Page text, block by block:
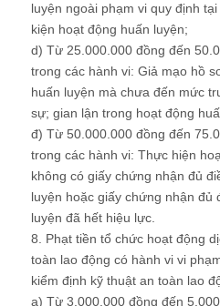
luyện ngoài phạm vi quy định
kiện hoạt động huấn luyện;
d) Từ 25.000.000 đồng đến
trong các hành vi: Giả mạo hồ
huấn luyện mà chưa đến mức
sự; gian lận trong hoạt động
đ) Từ 50.000.000 đồng đến
trong các hành vi: Thực hiện
không có giấy chứng nhận đủ
luyện hoặc giấy chứng nhận đủ
luyện đã hết hiệu lực.
8. Phạt tiền tổ chức hoạt động
toàn lao động có hành vi vi
kiểm định kỹ thuật an toàn lao
a) Từ 3.000.000 đồng đến